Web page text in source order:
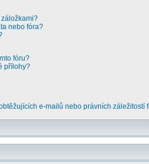
nebo fóra?
fóru?
přílohy?
e-mailů nebo právních záležitostí